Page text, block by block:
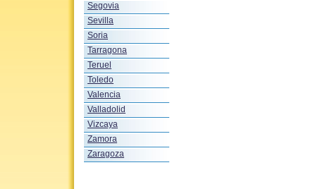
Segovia
Sevilla
Soria
Tarragona
Teruel
Toledo
Valencia
Valladolid
Vizcaya
Zamora
Zaragoza